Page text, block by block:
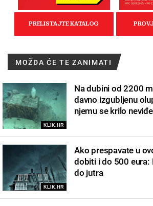
MOŽDA ĆE TE ZANIMATI
KLIK.HR
Na dubini od 2200
davno izgubljenu
njemu se krilo
KLIK.HR
Ako prespavate u
dobiti i do 500
do jutra